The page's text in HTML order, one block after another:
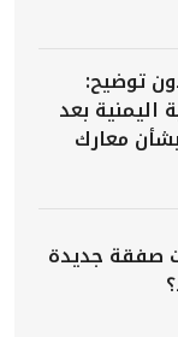
توضيح:
اليمنية بعد
معارك
صفقة جديدة